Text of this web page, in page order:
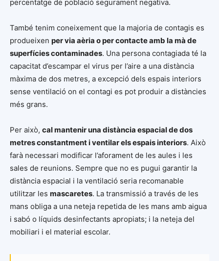
percentatge de població segurament negativa.
També tenim coneixement que la majoria de contagis es
produeixen per via aèria o per contacte amb la mà de
superfícies contaminades. Una persona contagiada té la
capacitat d’escampar el virus per l’aire a una distància
màxima de dos metres, a excepció dels espais interiors
sense ventilació on el contagi es pot produir a distàncies
més grans.
Per això, cal mantenir una distància espacial de dos
metres constantment i ventilar els espais interiors. Això
farà necessari modificar l’aforament de les aules i les
sales de reunions. Sempre que no es pugui garantir la
distància espacial i la ventilació seria recomanable
utilitzar les mascaretes. La transmissió a través de les
mans obliga a una neteja repetida de les mans amb aigua
i sabó o líquids desinfectants apropiats; i la neteja del
mobiliari i el material escolar.